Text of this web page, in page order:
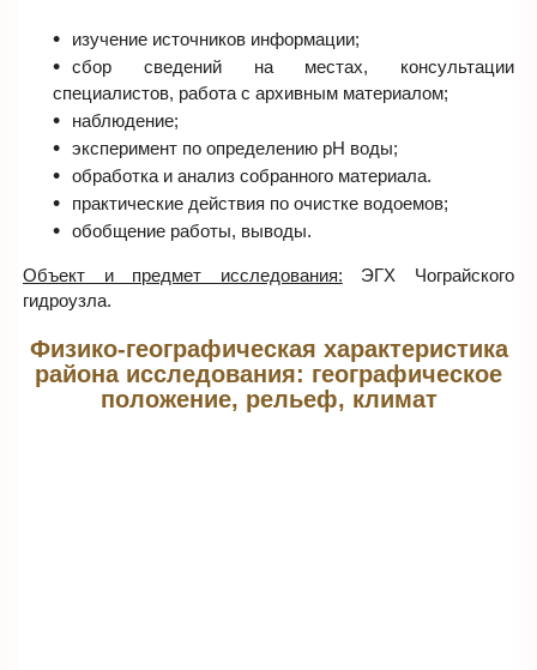
изучение источников информации;
сбор сведений на местах, консультации
специалистов, работа с архивным материалом;
наблюдение;
эксперимент по определению рН воды;
обработка и анализ собранного материала.
практические действия по очистке водоемов;
обобщение работы, выводы.
Объект и предмет исследования: ЭГХ Чограйского
гидроузла.
Физико-географическая характеристика
района исследования: географическое
положение, рельеф, климат